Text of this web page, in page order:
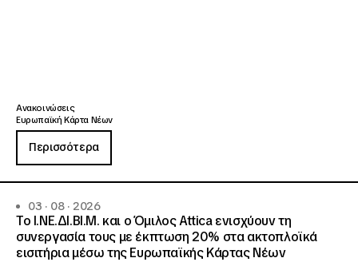
Ανακοινώσεις
Ευρωπαϊκή Κάρτα Νέων
Περισσότερα
03 · 08 · 2026
Το Ι.ΝΕ.ΔΙ.ΒΙ.Μ. και o Όμιλος Attica ενισχύουν τη
συνεργασία τους με έκπτωση 20% στα ακτοπλοϊκά
εισιτήρια μέσω της Ευρωπαϊκής Κάρτας Νέων